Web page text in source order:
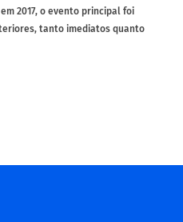
2017, o evento principal foi
tanto imediatos quanto